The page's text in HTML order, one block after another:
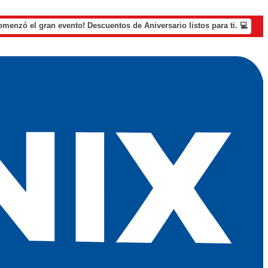
el gran evento! Descuentos de Aniversario listos para ti. 💻